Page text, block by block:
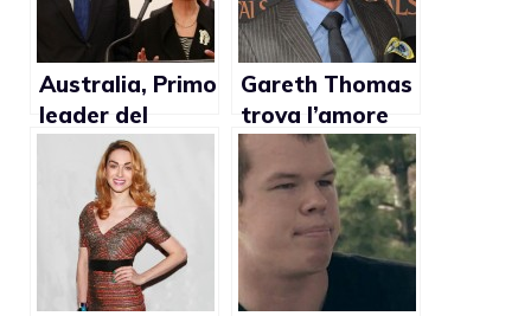
Australia, Primo
leader del
partito dei
Verdi
dichiaratament
e gay si dimette
Gareth Thomas
trova l’amore
con Sean Smith